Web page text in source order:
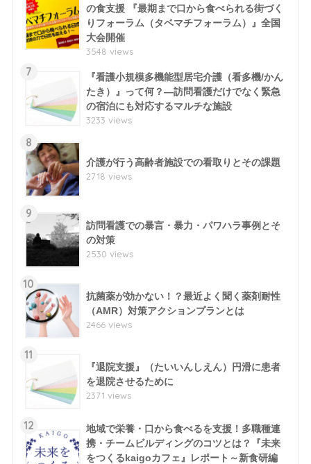
の食支援 『最期まで口から食べられる街づく
りフォーラム（タベマチフォーラム）』全国
大会開催
3548 views
7
『看護小規模多機能型居宅介護（看多機/かん
たき）』って何？―訪問看護だけでなく緊急
の宿泊にも対応するマルチな施設
3233 views
8
介護が行う高齢者施設での看取りとその課題
2718 views
9
訪問看護での暴言・暴力・パワハラ事例とそ
の対策
2530 views
10
抗菌薬が効かない！？最近よく聞く薬剤耐性
（AMR）対策アクションプランとは
2466 views
11
『退院支援』（たいいんしえん）円滑に患者
を退院させるために
2371 views
12
地域で栄養・口から食べるを支援！多職種連
携・チームビルディングのコツとは？『未来
をつくるkaigoカフェ』レポート～新食研編